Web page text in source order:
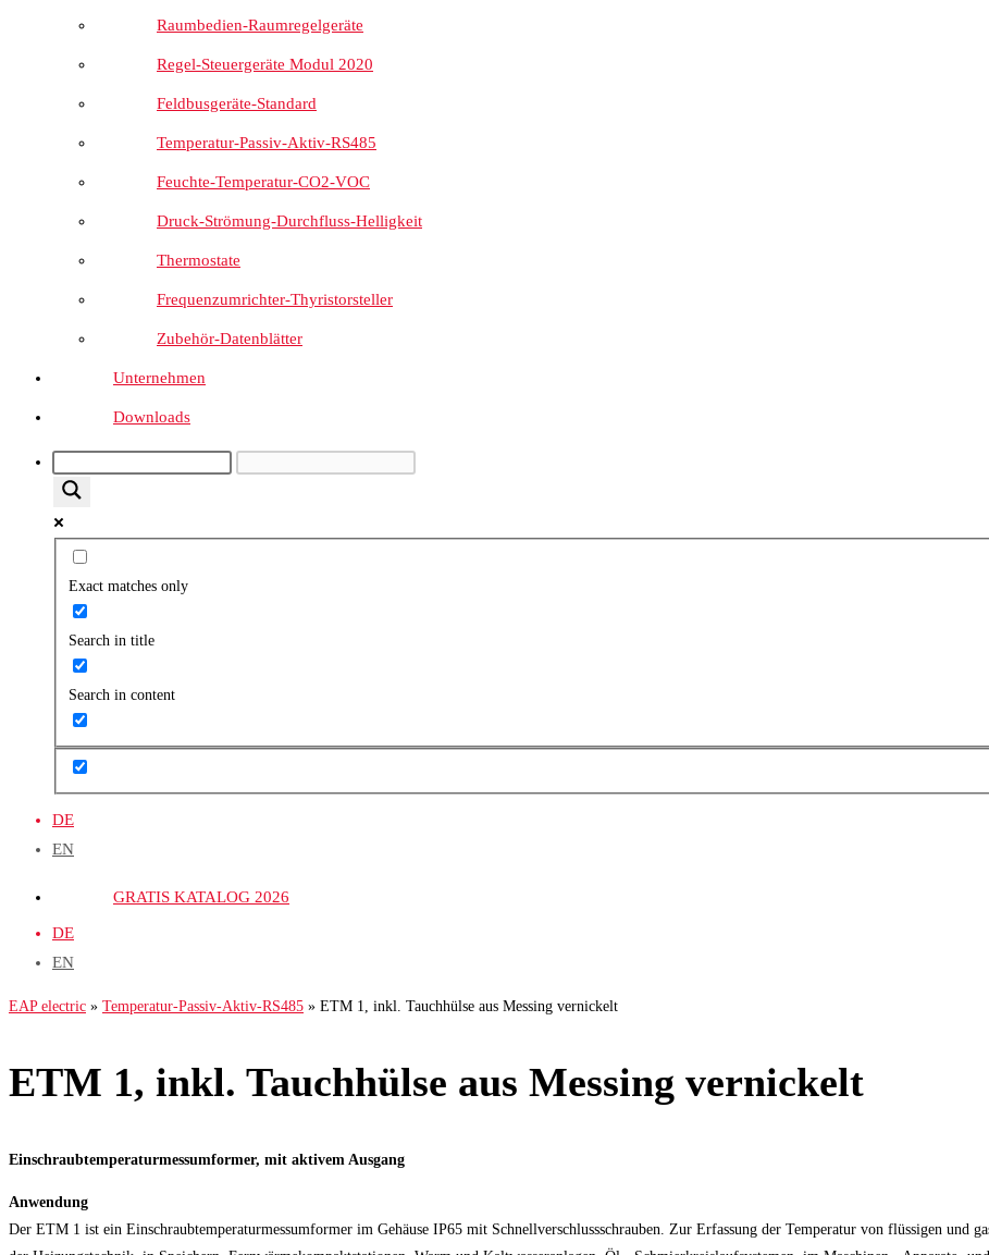
Raumbedien-Raumregelgeräte
Regel-Steuergeräte Modul 2020
Feldbusgeräte-Standard
Temperatur-Passiv-Aktiv-RS485
Feuchte-Temperatur-CO2-VOC
Druck-Strömung-Durchfluss-Helligkeit
Thermostate
Frequenzumrichter-Thyristorsteller
Zubehör-Datenblätter
Unternehmen
Downloads
Exact matches only
Search in title
Search in content
DE
EN
GRATIS KATALOG 2026
DE
EN
EAP electric » Temperatur-Passiv-Aktiv-RS485 » ETM 1, inkl. Tauchhülse aus Messing vernickelt
ETM 1, inkl. Tauchhülse aus Messing vernickelt
Einschraubtemperaturmessumformer, mit aktivem Ausgang
Anwendung
Der ETM 1 ist ein Einschraubtemperaturmessumformer im Gehäuse IP65 mit Schnellverschlussschrauben. Zur Erfassung der Temperatur von flüssigen und